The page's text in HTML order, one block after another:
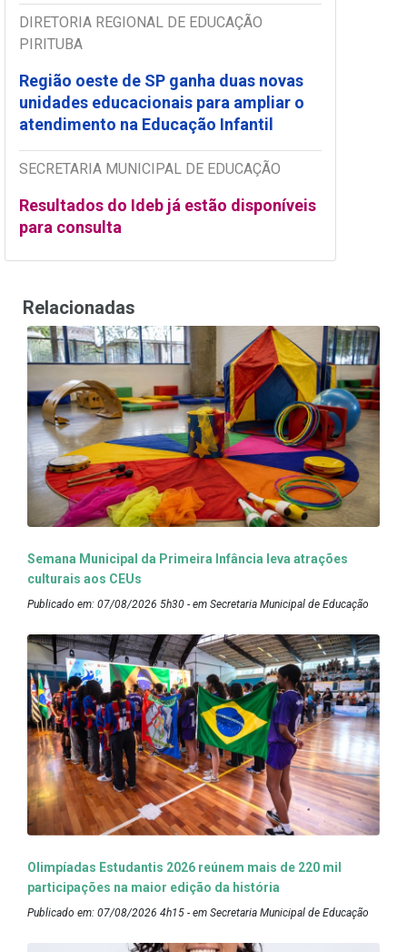
DIRETORIA REGIONAL DE EDUCAÇÃO
PIRITUBA
Região oeste de SP ganha duas novas
unidades educacionais para ampliar o
atendimento na Educação Infantil
SECRETARIA MUNICIPAL DE EDUCAÇÃO
Resultados do Ideb já estão disponíveis
para consulta
Relacionadas
Semana Municipal da Primeira Infância leva atrações
culturais aos CEUs
Publicado em: 07/08/2026 5h30 - em Secretaria Municipal de Educação
Olimpíadas Estudantis 2026 reúnem mais de 220 mil
participações na maior edição da história
Publicado em: 07/08/2026 4h15 - em Secretaria Municipal de Educação